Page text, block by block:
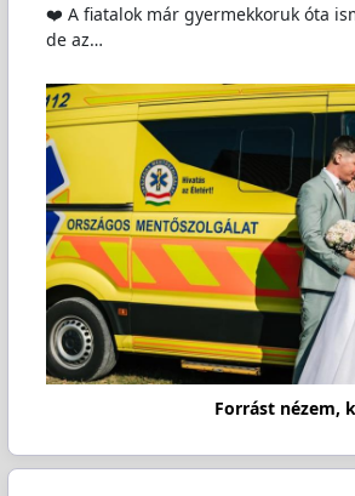
❤️ A fiatalok már gyermekkoruk óta
de az…
Forrást nézem,